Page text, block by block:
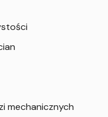
mechanicznych